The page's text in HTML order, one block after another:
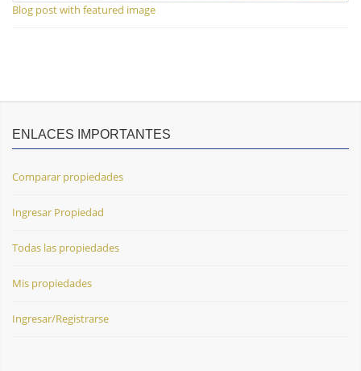
Blog post with featured image
ENLACES IMPORTANTES
Comparar propiedades
Ingresar Propiedad
Todas las propiedades
Mis propiedades
Ingresar/Registrarse